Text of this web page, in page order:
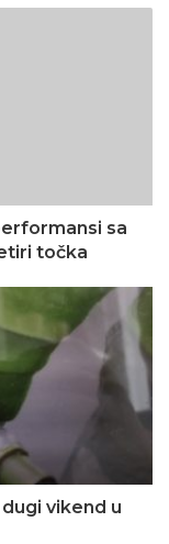
sa
točka
vikend u